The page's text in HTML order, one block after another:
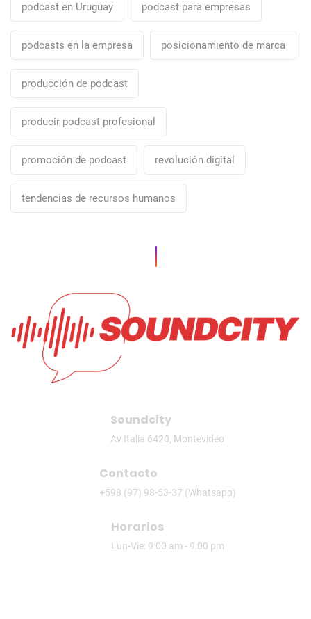
podcast en Uruguay podcast para empresas
podcasts en la empresa posicionamiento de marca
producción de podcast
producir podcast profesional
promoción de podcast revolución digital
tendencias de recursos humanos
Soundcity
Av Italia 6420, Montevideo
Contacto
+598 (97) 98-53-37 (Whatsapp)
Horarios
Lun-Vie: 9:00 am - 9:00 pm